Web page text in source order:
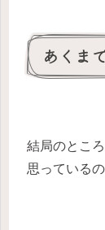
あくま
結局のとこ
思っているの